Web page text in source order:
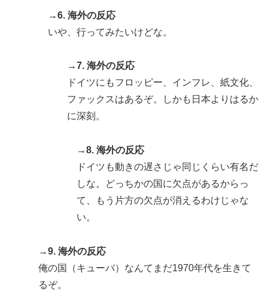
→6. 海外の反応
いや、行ってみたいけどな。
→7. 海外の反応
ドイツにもフロッピー、インフレ、紙文化、
ファックスはあるぞ。しかも日本よりはるか
に深刻。
→8. 海外の反応
ドイツも動きの遅さじゃ同じくらい有名だ
しな。どっちかの国に欠点があるからっ
て、もう片方の欠点が消えるわけじゃな
い。
→9. 海外の反応
俺の国（キューバ）なんてまだ1970年代を生きて
るぞ。